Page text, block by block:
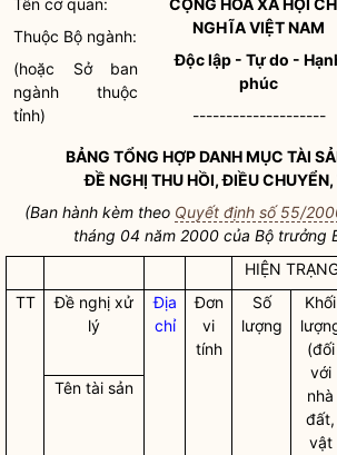
Tên cơ quan:
Thuộc Bộ ngành:
(hoặc Sở ban
ngành thuộc
tỉnh)
CỘNG HOÀ XÃ HỘI
NGHĨA VIỆT NAM
Độc lập - Tự do -
phúc
--------------------
BẢNG TỔNG HỢP DANH MỤC TÀI
ĐỀ NGHỊ THU HỒI, ĐIỀU
(Ban hành kèm theo Quyết định số 55/
tháng 04 năm 2000 của Bộ trưởng
HIỆN
TT
Đề nghị xử
lý
Địa
chỉ
Đơn
vi
tính
Số
lượng
Khối
(đối
với
nhà
đất,
vật
Tên tài sản